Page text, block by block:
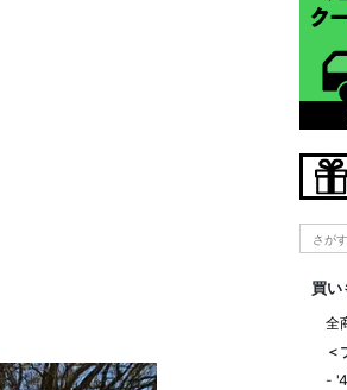
買い
全
＜
-